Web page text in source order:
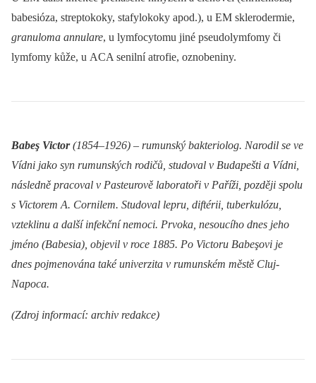
babesióza, streptokoky, stafylokoky apod.), u EM sklerodermie,
granuloma annulare, u lymfocytomu jiné pseudolymfomy či
lymfomy kůže, u ACA senilní atrofie, oznobeniny.
Babeş Victor(1854–1926) –⁠ rumunský bakteriolog. Narodil se ve
Vídni jako syn rumunských rodičů, studoval v Budapešti a Vídni,
následně pracoval v Pasteurově laboratoři v Paříži, později spolu
s Victorem A. Cornilem. Studoval lepru, diftérii, tuberkulózu,
vzteklinu a další infekční nemoci. Prvoka, nesoucího dnes jeho
jméno (Babesia), objevil v roce 1885. Po Victoru Babeşovi je
dnes pojmenována také univerzita v rumunském městě Cluj-
Napoca.
(Zdroj informací: archiv redakce)